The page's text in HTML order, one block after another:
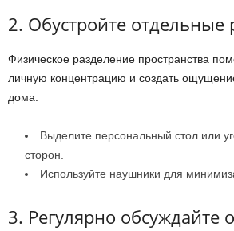
2. Обустройте отдельные
Физическое разделение пространства
личную концентрацию и создать
дома.
Выделите персональный стол или
сторон.
Используйте наушники для
3. Регулярно обсуждайте